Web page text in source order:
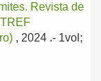
Revista de
, 2024 .- 1vol;